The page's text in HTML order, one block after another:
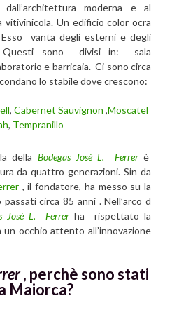
moderna e al
vitivinicola. Un edificio color ocra
vanta degli esterni e degli
Questi sono divisi in: sala
e barricaia. Ci sono circa
lo stabile dove crescono:
, Cabernet Sauvignon ,Moscatel
, Tempranillo
della Bodegas Josè L. Ferrerè
da quattro generazioni. Sin da
, il fondatore, ha messo su la
circa 85 anni . Nell’arco d
Josè L. Ferrer ha rispettato la
occhio attento all’innovazione
, perchè sono stati
Maiorca?